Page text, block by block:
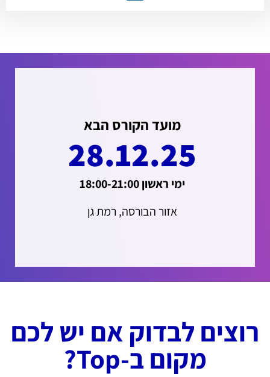
מועד הקורס הבא
28.12.25
ימי ראשון 18:00-21:00
אזור הבורסה, רמת גן
רוצים לבדוק אם יש לכם
מקום ב-Top?